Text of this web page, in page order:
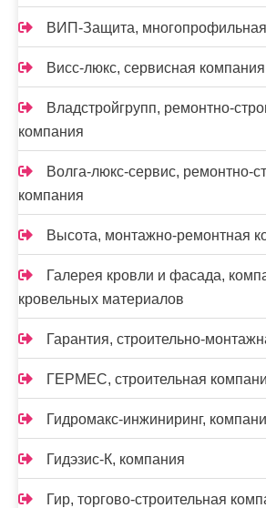
ВИП-Защита,
Висс-люкс, сервисная компания
Владстройгрупп, ремонтно-
компания
Волга-люкс-сервис, ремонтно-
компания
Высота, монтажно-ремонтная
Галерея кровли и фасада,
кровельных материалов
Гарантия, строительно-
ГЕРМЕС, строительная
Гидромакс-инжиниринг,
Гидэзис-К, компания
Гир, торгово-строительная